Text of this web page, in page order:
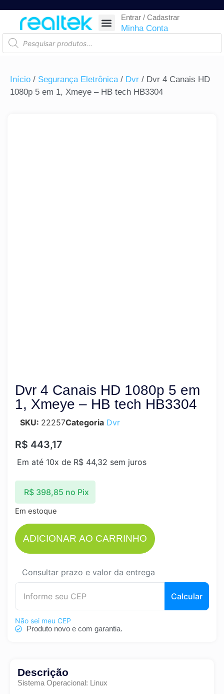
Entrar / Cadastrar
Minha Conta
Início / Segurança Eletrônica/ Dvr / Dvr 4 Canais HD
1080p 5 em 1, Xmeye – HB tech HB3304
Dvr 4 Canais HD 1080p 5 em
1, Xmeye – HB tech HB3304
SKU: 22257Categoria Dvr
R$ 443,17
Em até 10x de R$ 44,32 sem juros
R$398,85 no Pix
Em estoque
ADICIONAR AO CARRINHO
Consultar prazo e valor da entrega
Calcular
Não sei meu CEP
Produto novo e com garantia.
Descrição
Sistema Operacional: Linux